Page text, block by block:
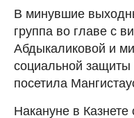
В минувшие
группа во главе с
Абдыкаликовой и
социальной
посетила
Накануне в Казнете